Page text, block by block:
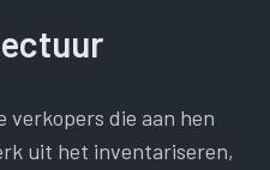
verkopers die aan hen
uit het inventariseren,